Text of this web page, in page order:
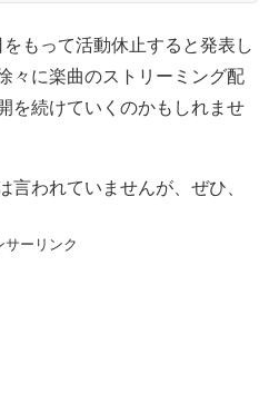
もって活動休止すると発表し
々に楽曲のストリーミング配
を続けていくのかもしれませ
言われていませんが、ぜひ、
サーリンク